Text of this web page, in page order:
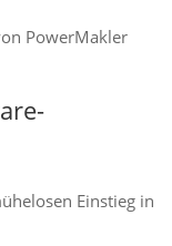
PowerMakler
Einstieg in